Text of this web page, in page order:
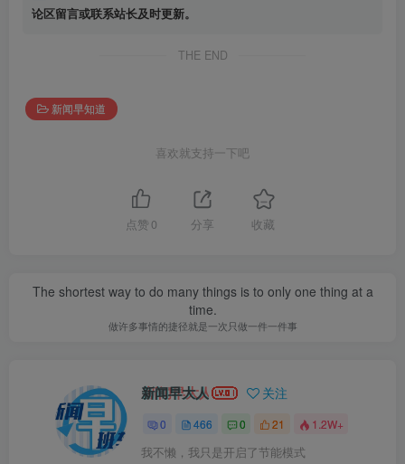
论区留言或联系站长及时更新。
THE END
新闻早知道
喜欢就支持一下吧
点赞 0 分享 收藏
The shortest way to do many things is to only one thing at a
time.
做许多事情的捷径就是一次只做一件一件事
新闻早大人 关注
0 466 0 21 1.2W+
我不懒，我只是开启了节能模式